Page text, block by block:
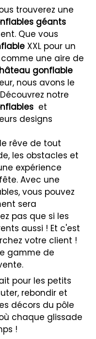
trouverez une
géants
Que vous
XXL pour un
une aire de
gonflable
nous avons le
notre
et
designs
rêve de tout
les obstacles et
expérience
Avec une
vous pouvez
sera
pas que si les
aussi ! Et c'est
votre client !
gamme de
pour les petits
rebondir et
décors du pôle
chaque glissade
!